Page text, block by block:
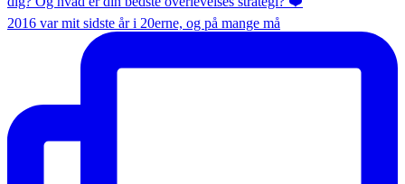
2016 var mit sidste år i 20erne, og på mange må